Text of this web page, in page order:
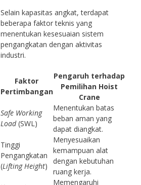
Selain kapasitas angkat, terdapat
beberapa faktor teknis yang
menentukan kesesuaian sistem
pengangkatan dengan aktivitas
industri.
Faktor
Pertimbangan
Pengaruh terhadap
Pemilihan Hoist
Crane
Safe Working
Load(SWL)
Menentukan batas
beban aman yang
dapat diangkat.
Tinggi
Pengangkatan
(Lifting Height)
Menyesuaikan
kemampuan alat
dengan kebutuhan
ruang kerja.
Memengaruhi